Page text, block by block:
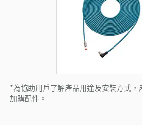
*為協助用戶了解產品用途及安裝方式，
加購配件。